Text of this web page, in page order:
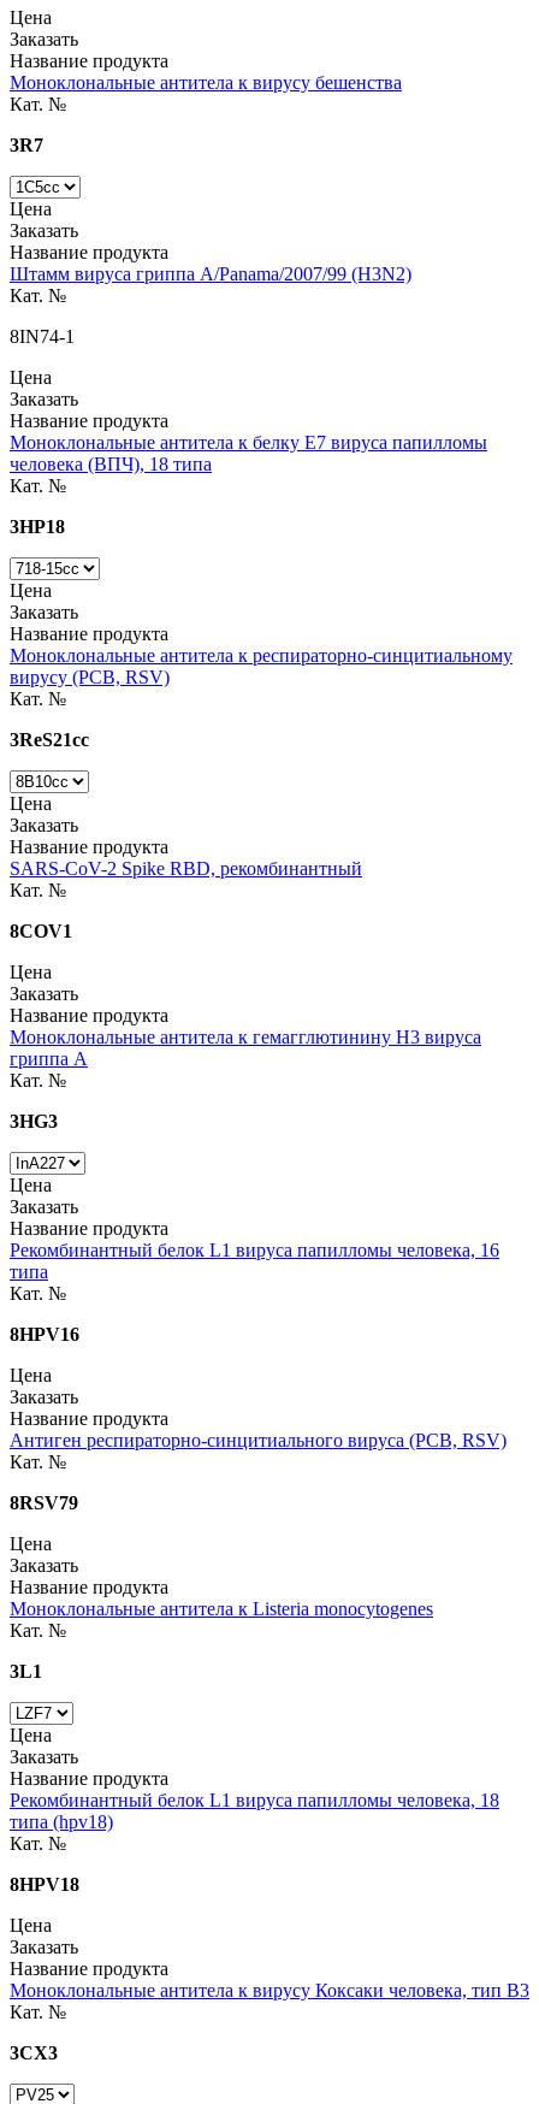
Цена
Заказать
Название продукта
Моноклональные антитела к вирусу бешенства
Кат. №
3R7
Цена
Заказать
Название продукта
Штамм вируса гриппа A/Panama/2007/99 (H3N2)
Кат. №
8IN74-1
Цена
Заказать
Название продукта
Моноклональные антитела к белку E7 вируса папилломы
человека (ВПЧ), 18 типа
Кат. №
3HP18
Цена
Заказать
Название продукта
Моноклональные антитела к респираторно-синцитиальному
вирусу (РСВ, RSV)
Кат. №
3ReS21cc
Цена
Заказать
Название продукта
SARS-CoV-2 Spike RBD, рекомбинантный
Кат. №
8COV1
Цена
Заказать
Название продукта
Моноклональные антитела к гемагглютинину H3 вируса
гриппа А
Кат. №
3HG3
Цена
Заказать
Название продукта
Рекомбинантный белок L1 вируса папилломы человека, 16
типа
Кат. №
8HPV16
Цена
Заказать
Название продукта
Антиген респираторно-синцитиального вируса (РСВ, RSV)
Кат. №
8RSV79
Цена
Заказать
Название продукта
Моноклональные антитела к Listeria monocytogenes
Кат. №
3L1
Цена
Заказать
Название продукта
Рекомбинантный белок L1 вируса папилломы человека, 18
типа (hpv18)
Кат. №
8HPV18
Цена
Заказать
Название продукта
Моноклональные антитела к вирусу Коксаки человека, тип B3
Кат. №
3CX3